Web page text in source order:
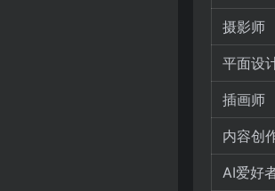
摄影师
平面设
插画师
内容创
AI爱好